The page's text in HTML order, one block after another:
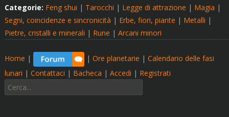
Categorie: Feng shui | Tarocchi | Legge di attrazione | Magia |
Segni, coincidenze e sincronicità | Erbe, fiori, piante | Metalli |
Pietre, cristalli e minerali | Rune | Arcani minori
Home | | Ore planetarie | Calendario delle fasi
lunari | Contattaci | Bacheca | Accedi | Registrati
Cerca: